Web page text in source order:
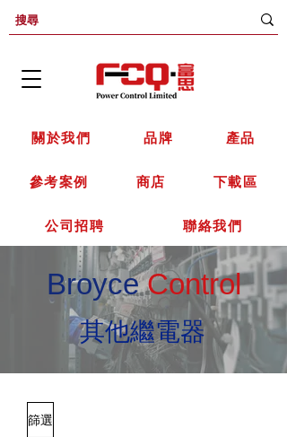
關於我們 品牌 產品
參考案例 商店 下載區
公司招聘 聯絡我們
BroyceControl
其他繼電器
篩選